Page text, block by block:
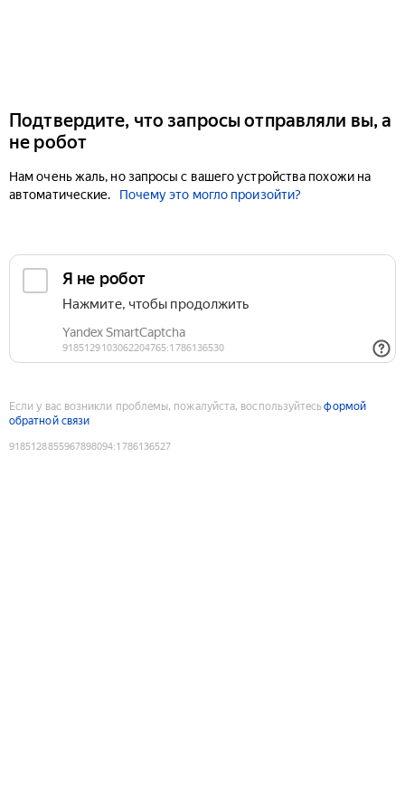
Подтвердите, что запросы отправляли вы, а
не робот
Нам очень жаль, но запросы с вашего устройства похожи на
автоматические.
Почему это могло произойти?
Если у вас возникли проблемы, пожалуйста, воспользуйтесьформой
обратной связи
9185128855967898094:1786136527